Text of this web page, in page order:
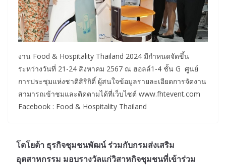
งาน Food & Hospitality Thailand 2024 มีกำหนดจัดขึ้น
ระหว่างวันที่ 21-24 สิงหาคม 2567 ณ ฮอลล์1-4 ชั้น G ศูนย์
การประชุมแห่งชาติสิริกิติ์ ผู้สนใจข้อมูลรายละเอียดการจัดงาน
สามารถเข้าชมและติดตามได้ที่เว็บไซต์ www.fhtevent.com
Facebook : Food & Hospitality Thailand
โตโยต้า ธุรกิจชุมชนพัฒน์ ร่วมกับกรมส่งเสริม
อุตสาหกรรม มอบรางวัลแก่วิสาหกิจชุมชนที่เข้าร่วม